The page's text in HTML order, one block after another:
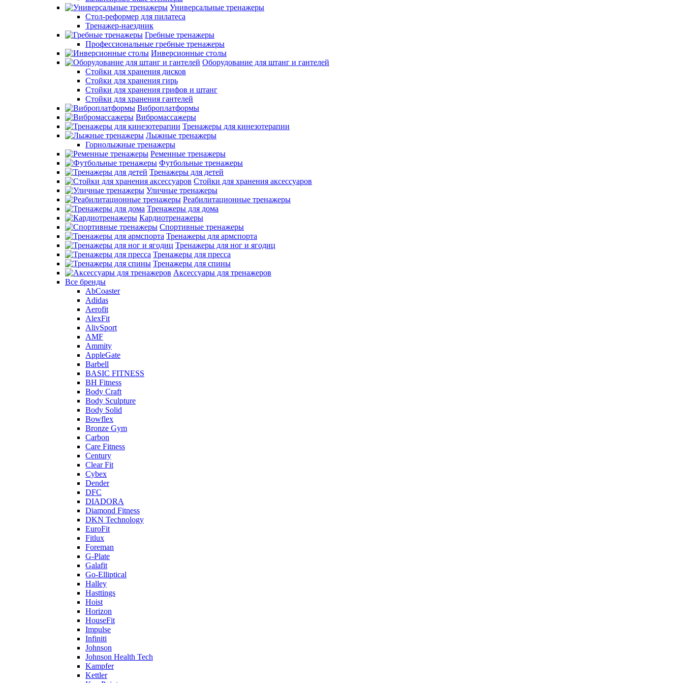
Универсальные тренажеры
Стол-реформер для пилатеса
Тренажер-наездник
Гребные тренажеры
Профессиональные гребные тренажеры
Инверсионные столы
Оборудование для штанг и гантелей
Стойки для хранения дисков
Стойки для хранения гирь
Стойки для хранения грифов и штанг
Стойки для хранения гантелей
Виброплатформы
Вибромассажеры
Тренажеры для кинезотерапии
Лыжные тренажеры
Горнолыжные тренажеры
Ременные тренажеры
Футбольные тренажеры
Тренажеры для детей
Стойки для хранения аксессуаров
Уличные тренажеры
Реабилитационные тренажеры
Тренажеры для дома
Кардиотренажеры
Спортивные тренажеры
Тренажеры для армспорта
Тренажеры для ног и ягодиц
Тренажеры для пресса
Тренажеры для спины
Аксессуары для тренажеров
Все бренды
AbCoaster
Adidas
Aerofit
AlexFit
AlivSport
AMF
Ammity
AppleGate
Barbell
BASIC FITNESS
BH Fitness
Body Craft
Body Sculpture
Body Solid
Bowflex
Bronze Gym
Carbon
Care Fitness
Century
Clear Fit
Cybex
Dender
DFC
DIADORA
Diamond Fitness
DKN Technology
EuroFit
Fitlux
Foreman
G-Plate
Galafit
Go-Elliptical
Halley
Hasttings
Hoist
Horizon
HouseFit
Impulse
Infiniti
Johnson
Johnson Health Tech
Kampfer
Kettler